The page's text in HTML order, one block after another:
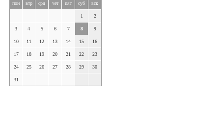
пон втр срд чет пят суб вск
1 2
3 4 5 6 7 8 9
10 11 12 13 14 15 16
17 18 19 20 21 22 23
24 25 26 27 28 29 30
31